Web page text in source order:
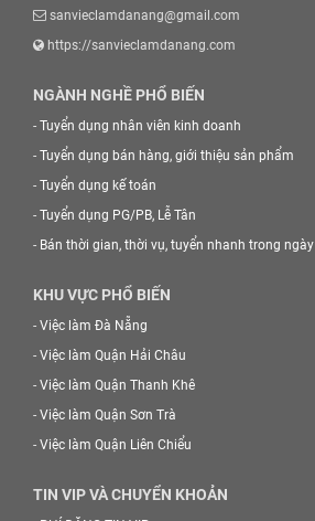
sanvieclamdanang@gmail.com
https://sanvieclamdanang.com
NGÀNH NGHỀ PHỔ BIẾN
- Tuyển dụng nhân viên kinh doanh
- Tuyển dụng bán hàng, giới thiệu sản phẩm
- Tuyển dụng kế toán
- Tuyển dụng PG/PB, Lễ Tân
- Bán thời gian, thời vụ, tuyển nhanh trong ngày
KHU VỰC PHỔ BIẾN
- Việc làm Đà Nẵng
- Việc làm Quận Hải Châu
- Việc làm Quận Thanh Khê
- Việc làm Quận Sơn Trà
- Việc làm Quận Liên Chiểu
TIN VIP VÀ CHUYỂN KHOẢN